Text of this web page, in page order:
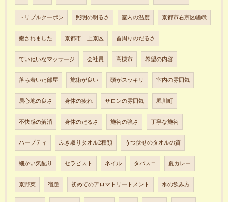
トリプルクーポン 照明の明るさ 室内の温度 京都市右京区嵯峨
癒されました 京都市 上京区 首周りのだるさ
ていねいなマッサージ 会社員 高槻市 希望の内容
落ち着いた部屋 施術が良い 頭がスッキリ 室内の雰囲気
居心地の良さ 身体の疲れ サロンの雰囲気 堀川町
不快感の解消 身体のだるさ 施術の強さ 丁寧な施術
ハーブティ ふき取りタオル2種類 うつ伏せのタオルの質
細かい気配り セラピスト ネイル タバスコ 夏カレー
京野菜 宿題 初めてのアロマトリートメント 水の飲み方